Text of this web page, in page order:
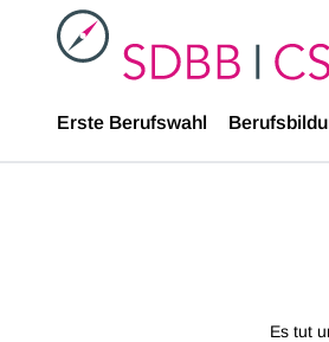
SDBB
Erste Berufswahl
Es tut